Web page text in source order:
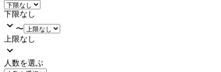
下限なし
〜
上限なし
人数を選ぶ